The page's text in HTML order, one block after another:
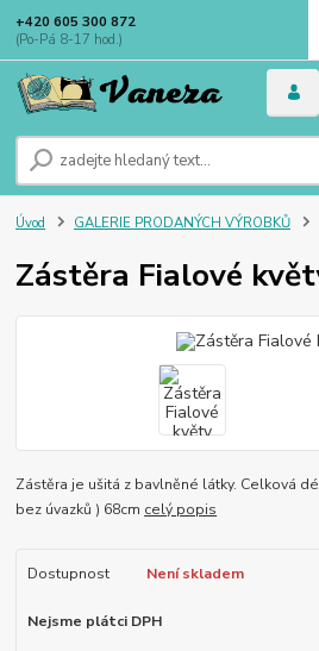
+420 605 300 872
(Po-Pá 8-17 hod.)
Úvod GALERIE PRODANÝCH VÝROBKŮ
Zástěra Fialové
Zástěra je ušitá z bavlněné látky. Celková
bez úvazků ) 68cm celý popis
Dostupnost Není skladem
Nejsme plátci DPH